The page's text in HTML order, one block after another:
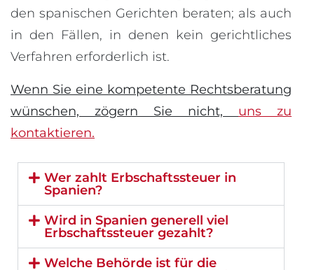
den spanischen Gerichten beraten; als auch
in den Fällen, in denen kein gerichtliches
Verfahren erforderlich ist.
Wenn Sie eine kompetente Rechtsberatung
wünschen, zögern Sie nicht, uns zu
kontaktieren.
Wer zahlt Erbschaftssteuer in
Spanien?
Wird in Spanien generell viel
Erbschaftssteuer gezahlt?
Welche Behörde ist für die